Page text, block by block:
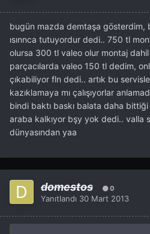
bugün mazda demtaşa gösterdim,
ısınnca tutuyordur dedi.. 750 tl
olursa 300 tl valeo olur montaj
parçacılarda valeo 150 tl dedim,
çıkabiliyor fln dedi.. artık bu
kazıklamaya mı çalışıyorlar
bindi baktı baskı balata daha
araba kalkıyor bşy yok dedi.. valla
dünyasından yaa
domestos 0
Yanıtlandı 30 Mart 2013